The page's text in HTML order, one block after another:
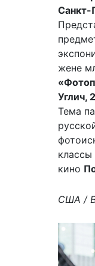
Санкт-
жене
Углич,
Тема
кино
США / В